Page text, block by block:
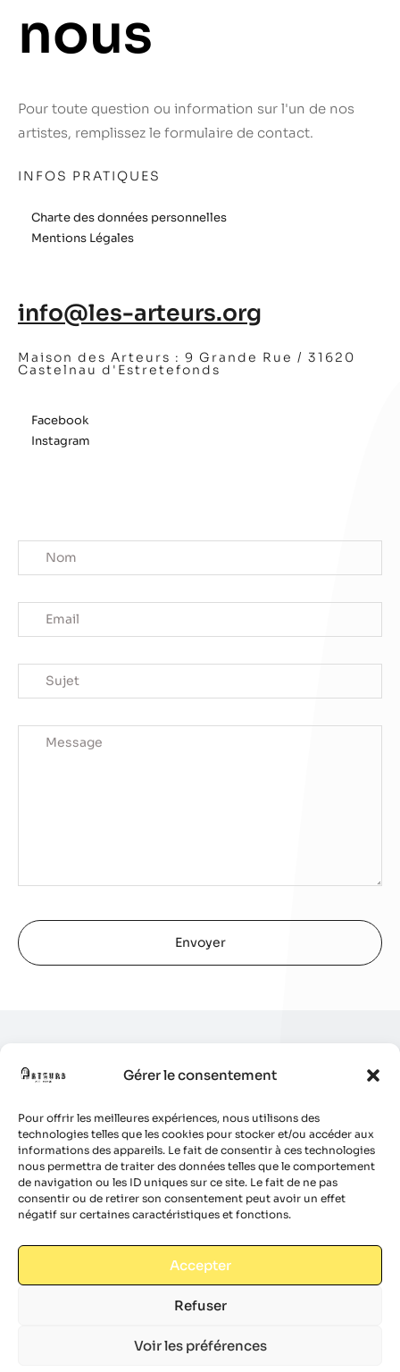
Gérer le consentement
Pour offrir les meilleures expériences, nous utilisons des
technologies telles que les cookies pour stocker et/ou accéder aux
informations des appareils. Le fait de consentir à ces technologies
nous permettra de traiter des données telles que le comportement
de navigation ou les ID uniques sur ce site. Le fait de ne pas
consentir ou de retirer son consentement peut avoir un effet
négatif sur certaines caractéristiques et fonctions.
Accepter
Refuser
Voir les préférences
nous
Pour toute question ou information sur l'un de nos
artistes, remplissez le formulaire de contact.
INFOS PRATIQUES
Charte des données personnelles
Mentions Légales
info@les-arteurs.org
Maison des Arteurs : 9 Grande Rue / 31620
Castelnau d'Estretefonds
Facebook
Instagram